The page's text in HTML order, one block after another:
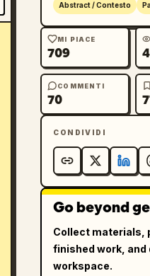
Abstract / Contesto
MI PIACE
709
COMMENTI
70
CONDIVIDI
Go beyond
Collect materials,
finished work,
workspace.